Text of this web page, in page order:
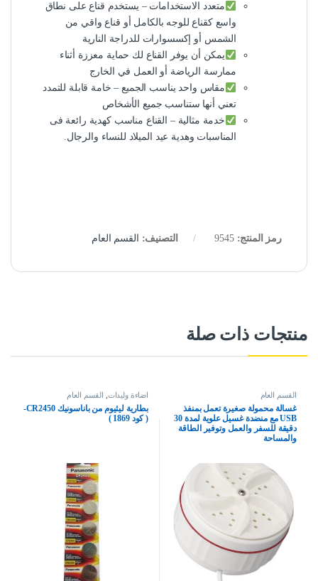
متعدد الاستخدامات – يستخدم قناع على نطاق
واسع كقناع للوجه بالكامل أو قناع واقي من
الشمس أو إكسسوارات للدراجة النارية
يمكن أن يوفر القناع لك حماية معززة أثناء
ممارسة الرياضة أو العمل في الخارج
مقاس واحد يناسب الجميع – خامة قابلة للتمدد
تعني أنها ستناسب جميع الأشخاص
خدمة مثالية – القناع مناسب كهدية رائعة فى
المناسبات وهدية عيد الميلاد للنساء والرجال.
رمز المنتج:9545 التصنيف: القسم العام
منتجات ذات صلة
القسم العام
غسالة محمولة صغيرة تعمل بمنفذ
USB مع منضدة غسيل علوية لمدة 30
دقيقة للسفر والعمل وتوفير الطاقة
والمساحة
اضاءة وليدات القسم العام
بطارية ليثيوم من باناسونيك CR2450-
( كود 1869 )